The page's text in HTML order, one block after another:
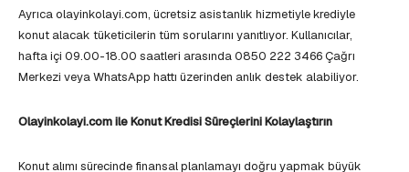
Ayrıca olayinkolayi.com, ücretsiz asistanlık hizmetiyle krediyle
konut alacak tüketicilerin tüm sorularını yanıtlıyor. Kullanıcılar,
hafta içi 09.00-18.00 saatleri arasında 0850 222 3466 Çağrı
Merkezi veya WhatsApp hattı üzerinden anlık destek alabiliyor.
Olayinkolayi.com ile Konut Kredisi Süreçlerini Kolaylaştırın
Konut alımı sürecinde finansal planlamayı doğru yapmak büyük